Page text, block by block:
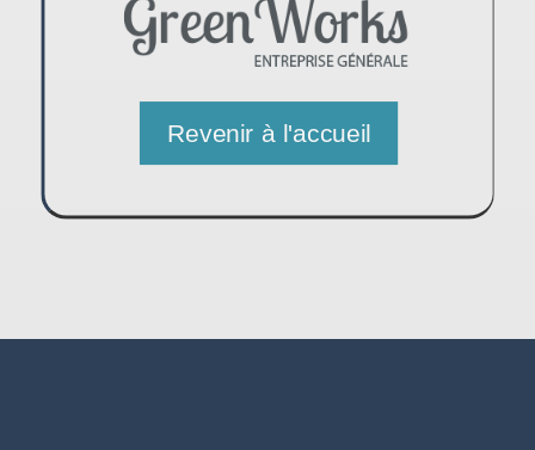
Revenir à l'accueil